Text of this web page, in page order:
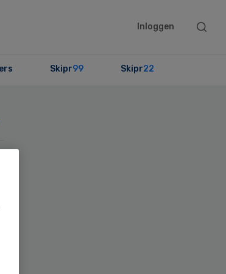
Inloggen
Search
Skipr99 Skipr22